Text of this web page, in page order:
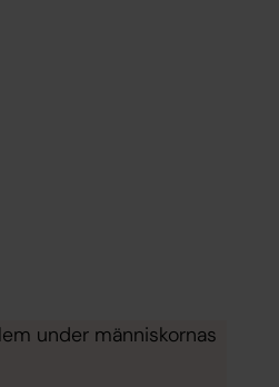
under människornas